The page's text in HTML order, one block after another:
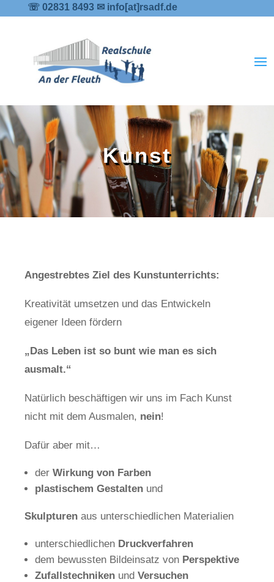
☏ 02831 8493 ✉ info[at]rsadf.de
Kunst
Angestrebtes Ziel des Kunstunterrichts:
Kreativität umsetzen und das Entwickeln
eigener Ideen fördern
„Das Leben ist so bunt wie man es sich
ausmalt.“
Natürlich beschäftigen wir uns im Fach Kunst
nicht mit dem Ausmalen, nein!
Dafür aber mit…
der Wirkung von Farben
plastischem Gestalten und
Skulpturenaus unterschiedlichen Materialien
unterschiedlichen Druckverfahren
dem bewussten Bildeinsatz von Perspektive
Zufallstechnikenund Versuchen